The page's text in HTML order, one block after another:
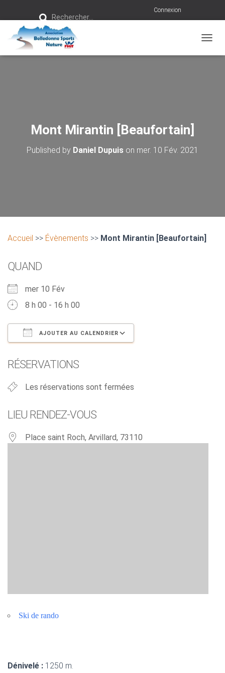
Rechercher…
Connexion
Mont Mirantin [Beaufortain]
Published by Daniel Dupuis on mer. 10 Fév. 2021
Accueil >> Évènements >> Mont Mirantin [Beaufortain]
QUAND
mer 10 Fév
8 h 00 - 16 h 00
AJOUTER AU CALENDRIER
RÉSERVATIONS
Les réservations sont fermées
LIEU RENDEZ-VOUS
Place saint Roch, Arvillard, 73110
Ski de rando
Dénivelé : 1250 m.